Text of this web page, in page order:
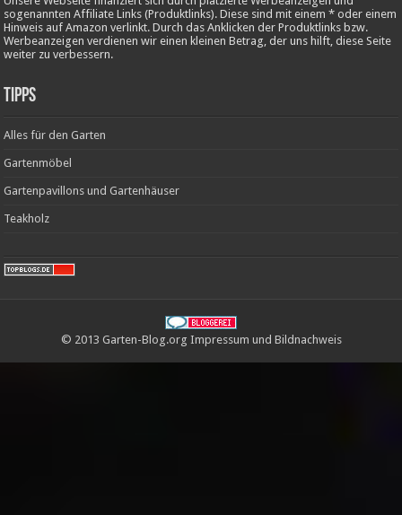
sogenannten Affiliate Links (Produktlinks). Diese sind mit einem * oder einem
Hinweis auf Amazon verlinkt. Durch das Anklicken der Produktlinks bzw.
Werbeanzeigen verdienen wir einen kleinen Betrag, der uns hilft, diese Seite
weiter zu verbessern.
Tipps
Alles für den Garten
Gartenmöbel
Gartenpavillons und Gartenhäuser
Teakholz
© 2013 Garten-Blog.org Impressum und Bildnachweis